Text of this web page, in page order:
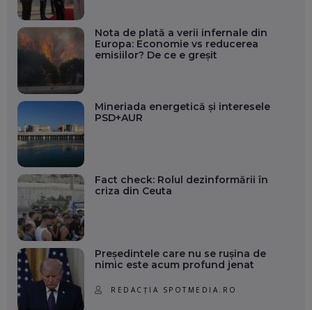
Nota de plată a verii infernale din
Europa: Economie vs reducerea
emisiilor? De ce e greșit
Mineriada energetică și interesele
PSD+AUR
Fact check: Rolul dezinformării în
criza din Ceuta
Președintele care nu se rușina de
nimic este acum profund jenat
REDACȚIA SPOTMEDIA.RO